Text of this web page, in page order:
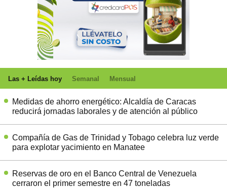
Las + Leídas hoy Semanal Mensual
Medidas de ahorro energético: Alcaldía de Caracas
reducirá jornadas laborales y de atención al público
Compañía de Gas de Trinidad y Tobago celebra luz verde
para explotar yacimiento en Manatee
Reservas de oro en el Banco Central de Venezuela
cerraron el primer semestre en 47 toneladas